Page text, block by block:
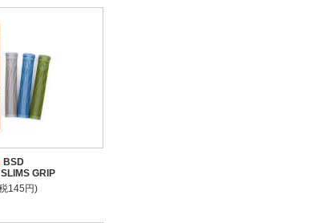
BSD
GRIP
145円)